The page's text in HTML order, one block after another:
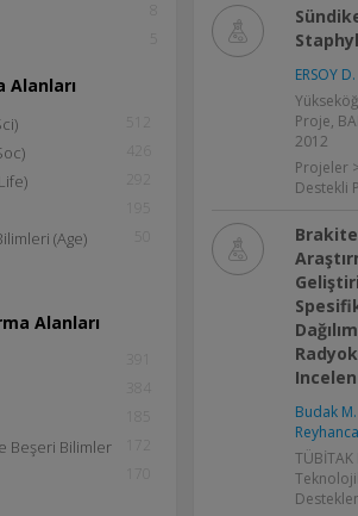
Alanları
(Age)
Alanları
Beşeri Bilimler
ERSOY
Proje,
2012
Projeler
Destekli
Budak